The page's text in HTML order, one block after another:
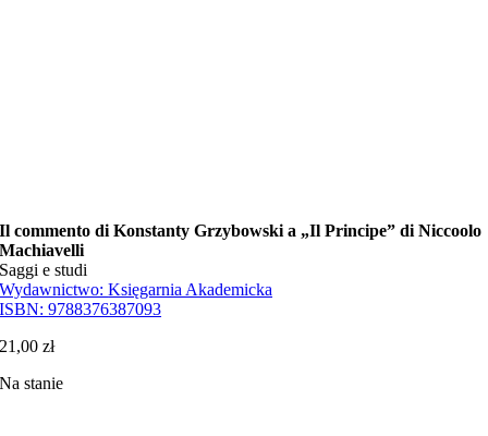
Il commento di Konstanty Grzybowski a „Il Principe” di Niccoolo
Machiavelli
Saggi e studi
Wydawnictwo:Księgarnia Akademicka
ISBN:9788376387093
21,00zł
Na stanie